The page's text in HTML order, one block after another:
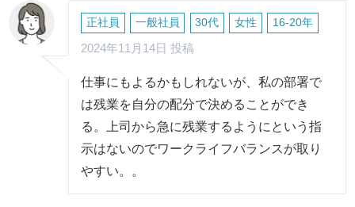
正社員 一般社員 30代 女性 16-20年
2024年11月14日 投稿
仕事にもよるかもしれないが、私の部署で
は残業を自分の配分で決めることができ
る。上司から急に残業するようにという指
示はないのでワークライフバランスが取り
やすい。。